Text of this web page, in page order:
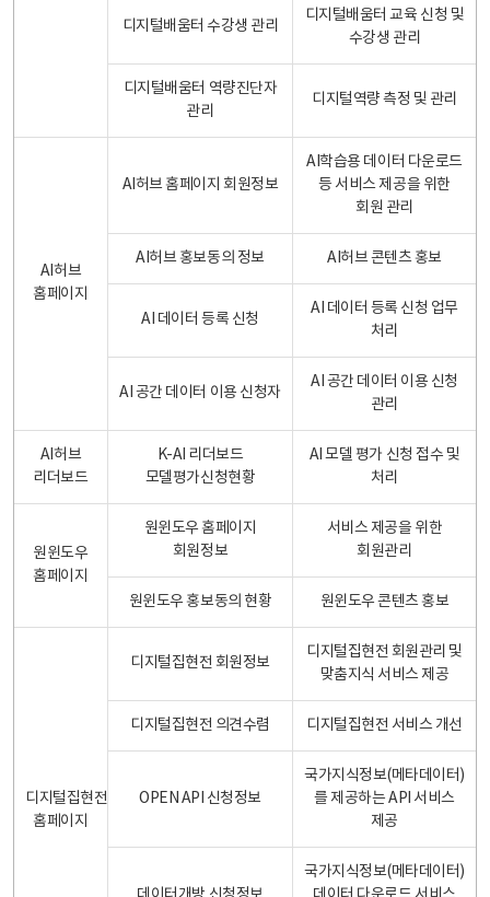
디지털배움터 수강생 관리
디지털배움터 교육 신청 및
수강생 관리
디지털배움터 역량진단자
관리
디지털역량 측정 및 관리
AI허브
홈페이지
AI허브 홈페이지 회원정보
AI학습용 데이터 다운로드
등 서비스 제공을 위한
회원 관리
AI허브 홍보동의 정보 AI허브 콘텐츠 홍보
AI 데이터 등록 신청
AI 데이터 등록 신청 업무
처리
AI 공간 데이터 이용 신청자
AI 공간 데이터 이용 신청
관리
AI허브
리더보드
K-AI 리더보드
모델평가신청현황
AI 모델 평가 신청 접수 및
처리
원윈도우
홈페이지
원윈도우 홈페이지
회원정보
서비스 제공을 위한
회원관리
원윈도우 홍보동의 현황 원윈도우 콘텐츠 홍보
디지털집현전
홈페이지
디지털집현전 회원정보
디지털집현전 회원관리 및
맞춤지식 서비스 제공
디지털집현전 의견수렴 디지털집현전 서비스 개선
OPEN API 신청정보
국가지식정보(메타데이터)
를 제공하는 API 서비스
제공
국가지식정보(메타데이터)